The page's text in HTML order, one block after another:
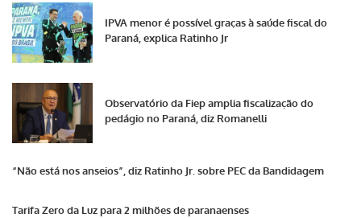
IPVA menor é possível graças à saúde fiscal do
Paraná, explica Ratinho Jr
Observatório da Fiep amplia fiscalização do
pedágio no Paraná, diz Romanelli
“Não está nos anseios”, diz Ratinho Jr. sobre PEC da Bandidagem
Tarifa Zero da Luz para 2 milhões de paranaenses